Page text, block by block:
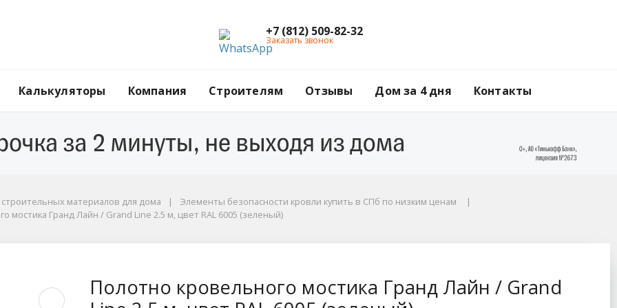
+7 (812) 509-82-32
Заказать звонок
Калькуляторы Компания Строителям Отзывы Дом за 4 дня Контакты
(зеленый)
строительных материалов для дома
Элементы безопасности кровли купить в СПб по низким ценам
мостика Гранд Лайн / Grand Line 2.5 м, цвет RAL 6005 (зеленый)
Полотно кровельного мостика Гранд Лайн / Grand